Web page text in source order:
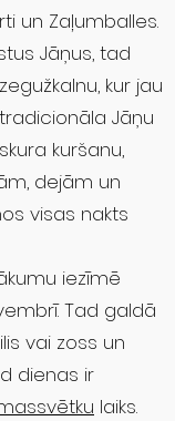
un Zaļumballes.
Jāņus, tad
kur jau
Jāņu
kuršanu,
dejām un
visas nakts
iezīmē
Tad galdā
vai zoss un
dienas ir
laiks.